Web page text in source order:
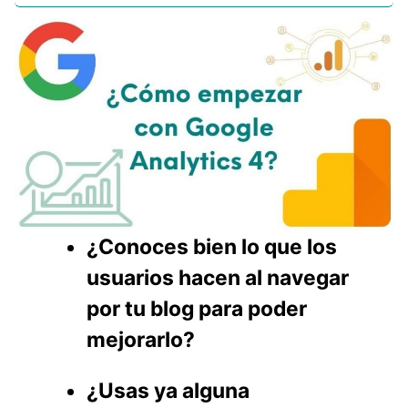
¿Conoces bien lo que los
usuarios hacen al navegar
por tu blog para poder
mejorarlo?
¿Usas ya alguna